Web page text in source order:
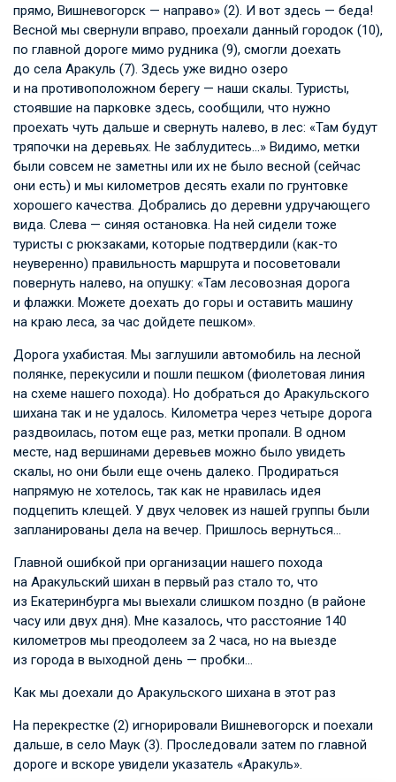
прямо, Вишневогорск — направо» (2). И вот здесь — беда!
Весной мы свернули вправо, проехали данный городок (10),
по главной дороге мимо рудника (9), смогли доехать
до села Аракуль (7). Здесь уже видно озеро
и на противоположном берегу — наши скалы. Туристы,
стоявшие на парковке здесь, сообщили, что нужно
проехать чуть дальше и свернуть налево, в лес: «Там будут
тряпочки на деревьях. Не заблудитесь…» Видимо, метки
были совсем не заметны или их не было весной (сейчас
они есть) и мы километров десять ехали по грунтовке
хорошего качества. Добрались до деревни удручающего
вида. Слева — синяя остановка. На ней сидели тоже
туристы с рюкзаками, которые подтвердили (как-то
неуверенно) правильность маршрута и посоветовали
повернуть налево, на опушку: «Там лесовозная дорога
и флажки. Можете доехать до горы и оставить машину
на краю леса, за час дойдете пешком».
Дорога ухабистая. Мы заглушили автомобиль на лесной
полянке, перекусили и пошли пешком (фиолетовая линия
на схеме нашего похода). Но добраться до Аракульского
шихана так и не удалось. Километра через четыре дорога
раздвоилась, потом еще раз, метки пропали. В одном
месте, над вершинами деревьев можно было увидеть
скалы, но они были еще очень далеко. Продираться
напрямую не хотелось, так как не нравилась идея
подцепить клещей. У двух человек из нашей группы были
запланированы дела на вечер. Пришлось вернуться…
Главной ошибкой при организации нашего похода
на Аракульский шихан в первый раз стало то, что
из Екатеринбурга мы выехали слишком поздно (в районе
часу или двух дня). Мне казалось, что расстояние 140
километров мы преодолеем за 2 часа, но на выезде
из города в выходной день — пробки…
Как мы доехали до Аракульского шихана в этот раз
На перекрестке (2) игнорировали Вишневогорск и поехали
дальше, в село Маук (3). Проследовали затем по главной
дороге и вскоре увидели указатель «Аракуль».